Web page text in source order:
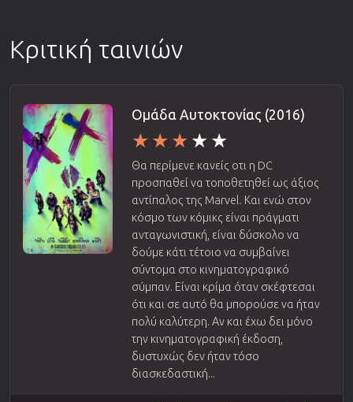
Κριτική ταινιών
Ομάδα Αυτοκτονίας (2016)
Θα περίμενε κανείς οτι η DC
προσπαθεί να τοποθετηθεί ως άξιος
αντίπαλος της Marvel. Και ενώ στον
κόσμο των κόμικς είναι πράγματι
ανταγωνιστική, είναι δύσκολο να
δούμε κάτι τέτοιο να συμβαίνει
σύντομα στο κινηματογραφικό
σύμπαν. Είναι κρίμα όταν σκέφτεσαι
ότι και σε αυτό θα μπορούσε να ήταν
πολύ καλύτερη. Αν και έχω δει μόνο
την κινηματογραφική έκδοση,
δυστυχώς δεν ήταν τόσο
διασκεδαστική...